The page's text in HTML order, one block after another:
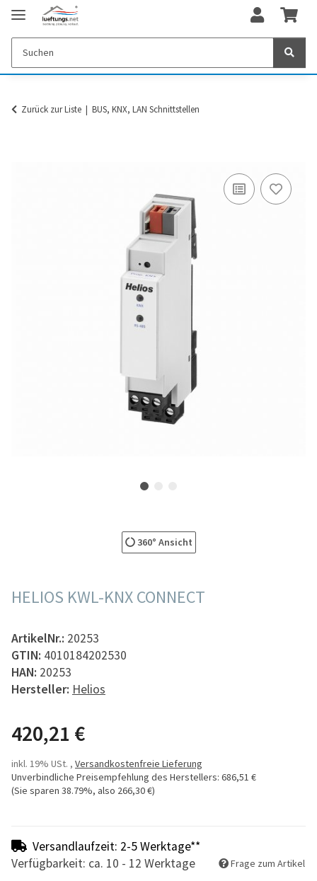
Zurück zur Liste BUS, KNX, LAN Schnittstellen
360° Ansicht
HELIOS KWL-KNX CONNECT
ArtikelNr.: 20253
GTIN: 4010184202530
HAN: 20253
Hersteller: Helios
420,21 €
inkl. 19% USt. , Versandkostenfreie Lieferung
Unverbindliche Preisempfehlung des Herstellers: 686,51 €
(Sie sparen 38.79%, also 266,30 €)
Versandlaufzeit: 2-5 Werktage**
Verfügbarkeit: ca. 10 - 12 Werktage
Frage zum Artikel